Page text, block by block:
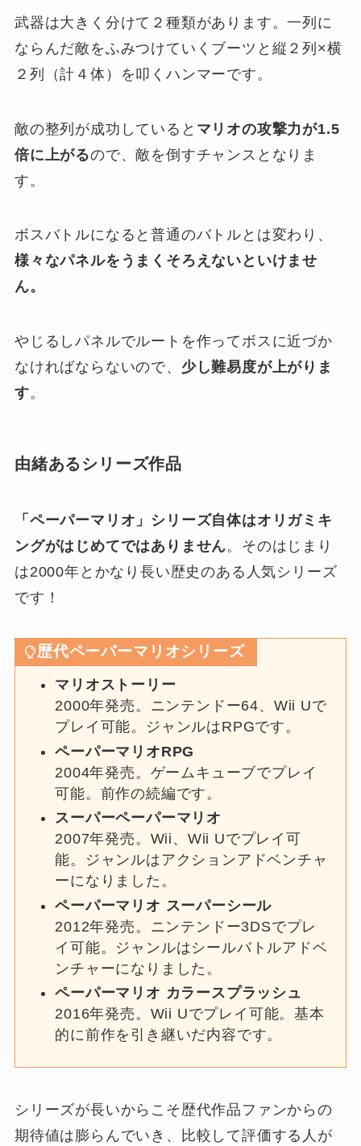
武器は大きく分けて２種類があります。一列に
ならんだ敵をふみつけていくブーツと縦２列×横
２列（計４体）を叩くハンマーです。
敵の整列が成功していると マリオの攻撃力が1.5
倍に上がるので、敵を倒すチャンスとなりま
す。
ボスバトルになると普通のバトルとは変わり、
様々なパネルをうまくそろえないといけませ
ん。
やじるしパネルでルートを作ってボスに近づか
なければならないので、 少し難易度が上がりま
す。
由緒あるシリーズ作品
「ペーパーマリオ」シリーズ自体はオリガミキ
ングがはじめてではありません。そのはじまり
は2000年とかなり長い歴史のある人気シリーズ
です！
歴代ペーパーマリオシリーズ
マリオストーリー
2000年発売。ニンテンドー64、Wii Uで
プレイ可能。ジャンルはRPGです。
ペーパーマリオRPG
2004年発売。ゲームキューブでプレイ
可能。前作の続編です。
スーパーペーパーマリオ
2007年発売。Wii、Wii Uでプレイ可
能。ジャンルはアクションアドベンチャ
ーになりました。
ペーパーマリオ スーパーシール
2012年発売。ニンテンドー3DSでプレ
イ可能。ジャンルはシールバトルアドベ
ンチャーになりました。
ペーパーマリオ カラースプラッシュ
2016年発売。Wii Uでプレイ可能。基本
的に前作を引き継いだ内容です。
シリーズが長いからこそ歴代作品ファンからの
期待値は膨らんでいき、比較して評価する人が